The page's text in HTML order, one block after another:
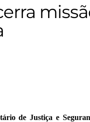
de Justiça e